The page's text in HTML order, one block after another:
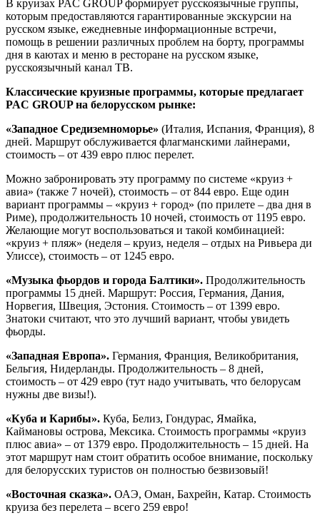
В круизах PAC GROUP формирует русскоязычные группы,
которым предоставляются гарантированные экскурсии на
русском языке, ежедневные информационные встречи,
помощь в решении различных проблем на борту, программы
дня в каютах и меню в ресторане на русском языке,
русскоязычный канал ТВ.
Классические круизные программы, которые предлагает
PAC GROUP на белорусском рынке:
«Западное Средиземноморье» (Италия, Испания, Франция), 8
дней. Маршрут обслуживается флагманскими лайнерами,
стоимость – от 439 евро плюс перелет.
Можно забронировать эту программу по системе «круиз +
авиа» (также 7 ночей), стоимость – от 844 евро. Еще один
вариант программы – «круиз + город» (по прилете – два дня в
Риме), продолжительность 10 ночей, стоимость от 1195 евро.
Желающие могут воспользоваться и такой комбинацией:
«круиз + пляж» (неделя – круиз, неделя – отдых на Ривьера ди
Улиссе), стоимость – от 1245 евро.
«Музыка фьордов и города Балтики». Продолжительность
программы 15 дней. Маршрут: Россия, Германия, Дания,
Норвегия, Швеция, Эстония. Стоимость – от 1399 евро.
Знатоки считают, что это лучший вариант, чтобы увидеть
фьорды.
«Западная Европа». Германия, Франция, Великобритания,
Бельгия, Нидерланды. Продолжительность – 8 дней,
стоимость – от 429 евро (тут надо учитывать, что белорусам
нужны две визы!).
«Куба и Карибы». Куба, Белиз, Гондурас, Ямайка,
Каймановы острова, Мексика. Стоимость программы «круиз
плюс авиа» – от 1379 евро. Продолжительность – 15 дней. На
этот маршрут нам стоит обратить особое внимание, поскольку
для белорусских туристов он полностью безвизовый!
«Восточная сказка». ОАЭ, Оман, Бахрейн, Катар. Стоимость
круиза без перелета – всего 259 евро!